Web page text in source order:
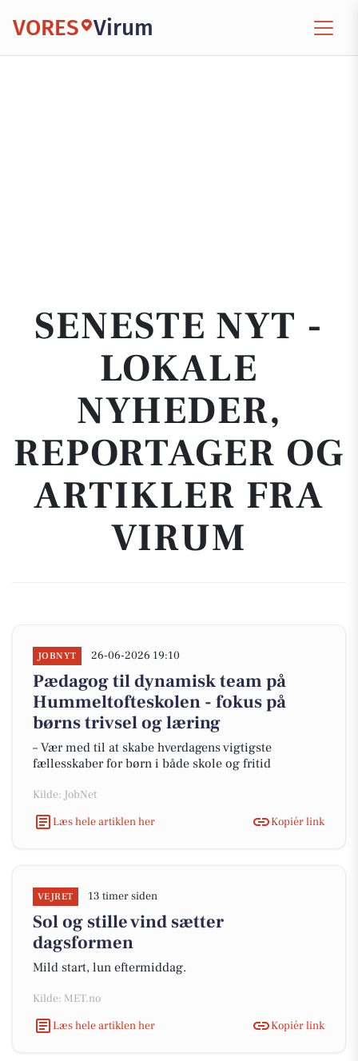
VORES Virum
SENESTE NYT -
LOKALE
NYHEDER,
REPORTAGER OG
ARTIKLER FRA
VIRUM
JOBNYT 26-06-2026 19:10
Pædagog til dynamisk team på
Hummeltofteskolen - fokus på
børns trivsel og læring
– Vær med til at skabe hverdagens vigtigste
fællesskaber for børn i både skole og fritid
Kilde: JobNet
Læs hele artiklen her
Kopiér link
VEJRET 13 timer siden
Sol og stille vind sætter
dagsformen
Mild start, lun eftermiddag.
Kilde: MET.no
Læs hele artiklen her
Kopiér link